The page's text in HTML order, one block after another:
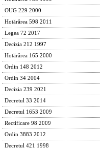
OUG 229 2000
Hotărârea 598 2011
Legea 72 2017
Decizia 212 1997
Hotărârea 165 2000
Ordin 148 2012
Ordin 34 2004
Decizia 239 2021
Decretul 33 2014
Decretul 1653 2009
Rectificare 98 2009
Ordin 3883 2012
Decretul 421 1998